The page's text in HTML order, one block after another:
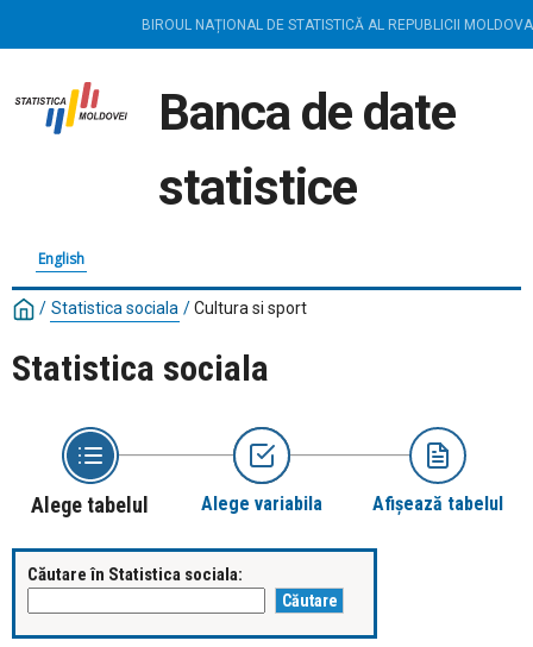
BIROUL NAȚIONAL DE STATISTICĂ AL REPUBLICII MOLDOVA
Banca de date
statistice
English
/ Statistica sociala /Cultura si sport
Statistica sociala
Alege tabelul Alege variabila Afișează tabelul
Căutare în Statistica sociala: